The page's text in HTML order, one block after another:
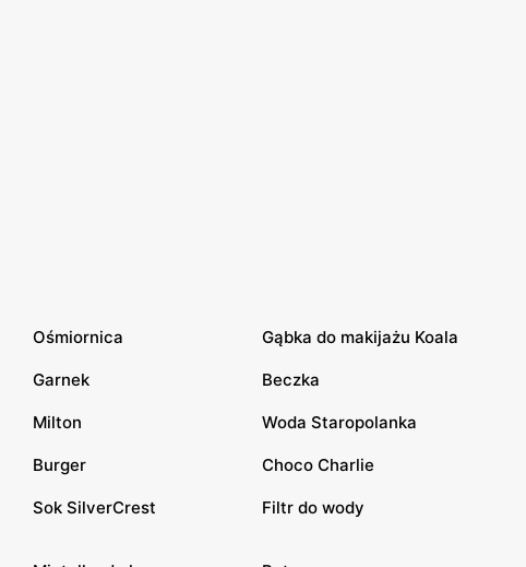
Ośmiornica Gąbka do makijażu Koala
Garnek Beczka
Milton Woda Staropolanka
Burger Choco Charlie
Sok SilverCrest Filtr do wody